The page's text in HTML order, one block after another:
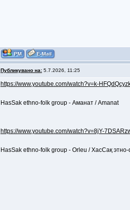
Публикувано на:5.7.2026, 11:25
https://www.youtube.com/watch?v=k-
HasSak ethno-folk group - Аманат / Amanat
https://www.youtube.com/watch?v=8jY-
HasSak ethno-folk group - Orleu / ХасСақ